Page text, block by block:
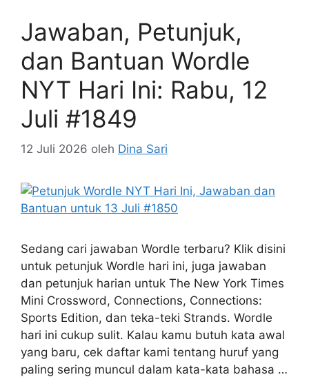
Jawaban, Petunjuk,
dan Bantuan Wordle
NYT Hari Ini: Rabu, 12
Juli #1849
12 Juli 2026 oleh Dina Sari
Sedang cari jawaban Wordle terbaru? Klik disini
untuk petunjuk Wordle hari ini, juga jawaban
dan petunjuk harian untuk The New York Times
Mini Crossword, Connections, Connections:
Sports Edition, dan teka-teki Strands. Wordle
hari ini cukup sulit. Kalau kamu butuh kata awal
yang baru, cek daftar kami tentang huruf yang
paling sering muncul dalam kata-kata bahasa …